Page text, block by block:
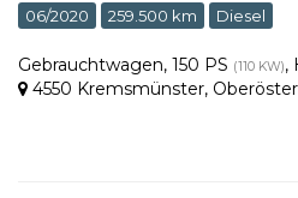
06/2020 259.500 km Diesel
Gebrauchtwagen, 150 PS (110 KW),
4550 Kremsmünster,